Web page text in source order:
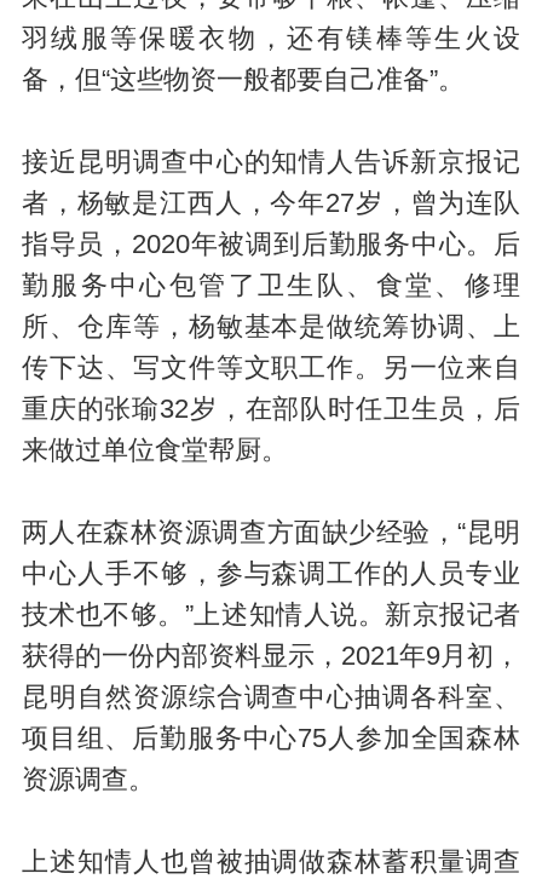
羽绒服等保暖衣物，还有镁棒等生火设
备，但“这些物资一般都要自己准备”。
接近昆明调查中心的知情人告诉新京报记
者，杨敏是江西人，今年27岁，曾为连队
指导员，2020年被调到后勤服务中心。后
勤服务中心包管了卫生队、食堂、修理
所、仓库等，杨敏基本是做统筹协调、上
传下达、写文件等文职工作。另一位来自
重庆的张瑜32岁，在部队时任卫生员，后
来做过单位食堂帮厨。
两人在森林资源调查方面缺少经验，“昆明
中心人手不够，参与森调工作的人员专业
技术也不够。”上述知情人说。新京报记者
获得的一份内部资料显示，2021年9月初，
昆明自然资源综合调查中心抽调各科室、
项目组、后勤服务中心75人参加全国森林
资源调查。
上述知情人也曾被抽调做森林蓄积量调查